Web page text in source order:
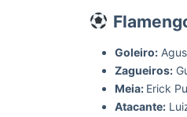
Goleiro:
Zagueiros:
Meia: Erick
Atacante: